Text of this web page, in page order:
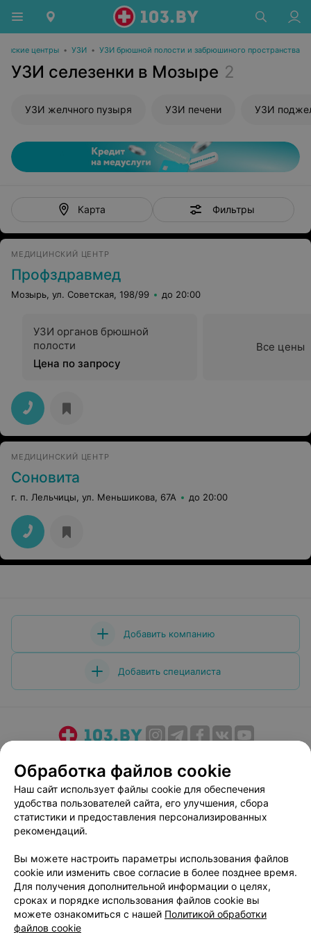
центры • УЗИ • УЗИ брюшной полости и забрюшиного пространства
УЗИ селезенки в Мозыре 2
УЗИ желчного пузыря УЗИ печени УЗИ
Карта Фильтры
МЕДИЦИНСКИЙ ЦЕНТР
Профздравмед
Мозырь, ул. Советская, 198/99 до 20:00
УЗИ органов брюшной
полости
Цена по запросу
Все цены
МЕДИЦИНСКИЙ ЦЕНТР
Соновита
г. п. Лельчицы, ул. Меньшикова, 67А до 20:00
Добавить компанию
Добавить специалиста
Медицинский маркетинг
Публичный договор
Пользовательское соглашение
Способы оплаты
Вакансии
Партнеры
Написать руководителю 103.by
Персональные настройки cookie
Обработка персональных данных
Обработка файлов cookie
Наш сайт использует файлы cookie для обеспечения
удобства пользователей сайта, его улучшения, сбора
статистики и предоставления персонализированных
рекомендаций.
Вы можете настроить параметры использования файлов
cookie или изменить свое согласие в более позднее время.
Для получения дополнительной информации о целях,
сроках и порядке использования файлов cookie вы
можете ознакомиться с нашей Политикой обработки
файлов cookie